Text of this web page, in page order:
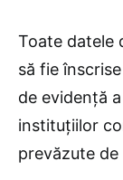
Toate datele
să fie
de evidență
instituțiilor
prevăzute de